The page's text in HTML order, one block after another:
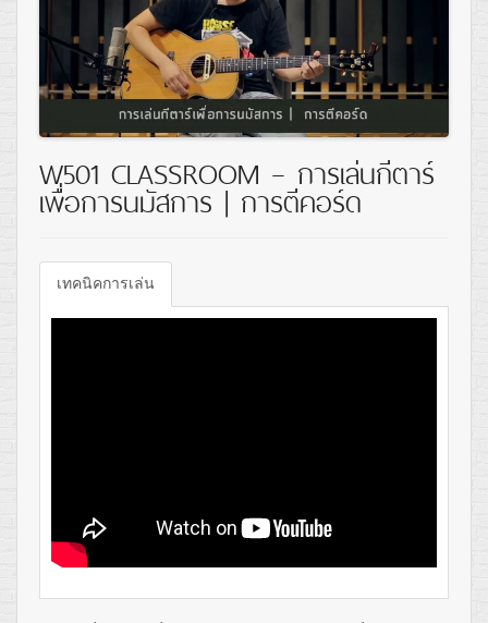
W501 CLASSROOM – การเล่นกีตาร์
เพื่อการนมัสการ | การตีคอร์ด
เทคนิคการเล่น